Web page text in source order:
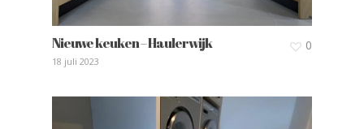
Nieuwe keuken – Haulerwijk
18 juli 2023
0